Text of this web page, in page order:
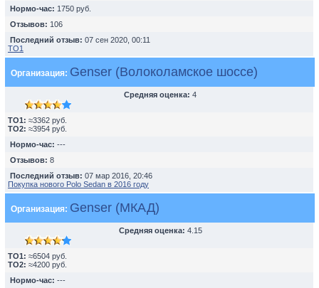
Нормо-час: 1750 руб.
Отзывов: 106
Последний отзыв: 07 сен 2020, 00:11
ТО1
Организация: Genser (Волоколамское шоссе)
Средняя оценка: 4
TO1: ≈3362 руб.
TO2: ≈3954 руб.
Нормо-час: ---
Отзывов: 8
Последний отзыв: 07 мар 2016, 20:46
Покупка нового Polo Sedan в 2016 году
Организация: Genser (МКАД)
Средняя оценка: 4.15
TO1: ≈6504 руб.
TO2: ≈4200 руб.
Нормо-час: ---